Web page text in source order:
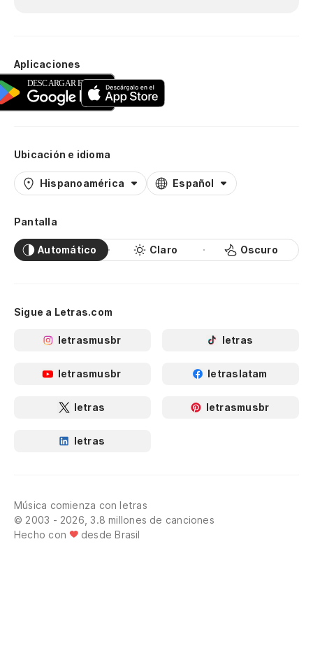
Aplicaciones
Ubicación e idioma
Hispanoamérica Español
Pantalla
Automático Claro Oscuro
Sigue a Letras.com
letrasmusbr letras
letrasmusbr letraslatam
letras letrasmusbr
letras
Música comienza con letras
© 2003 - 2026, 3.8 millones de canciones
Hecho con
desde Brasil